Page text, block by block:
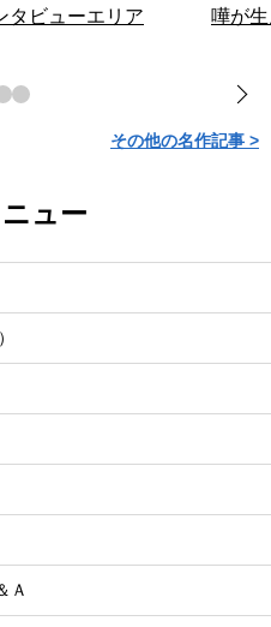
タビューエリア
嘩が
その他の名作記事 >
ュー
Ａ